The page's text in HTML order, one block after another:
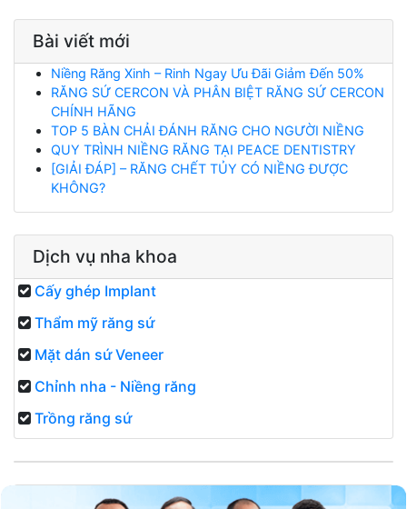
Bài viết mới
Niềng Răng Xinh – Rinh Ngay Ưu Đãi Giảm Đến 50%
RĂNG SỨ CERCON VÀ PHÂN BIỆT RĂNG SỨ CERCON
CHÍNH HÃNG
TOP 5 BÀN CHẢI ĐÁNH RĂNG CHO NGƯỜI NIỀNG
QUY TRÌNH NIỀNG RĂNG TẠI PEACE DENTISTRY
[GIẢI ĐÁP] – RĂNG CHẾT TỦY CÓ NIỀNG ĐƯỢC
KHÔNG?
Dịch vụ nha khoa
Cấy ghép Implant
Thẩm mỹ răng sứ
Mặt dán sứ Veneer
Chỉnh nha - Niềng răng
Trồng răng sứ